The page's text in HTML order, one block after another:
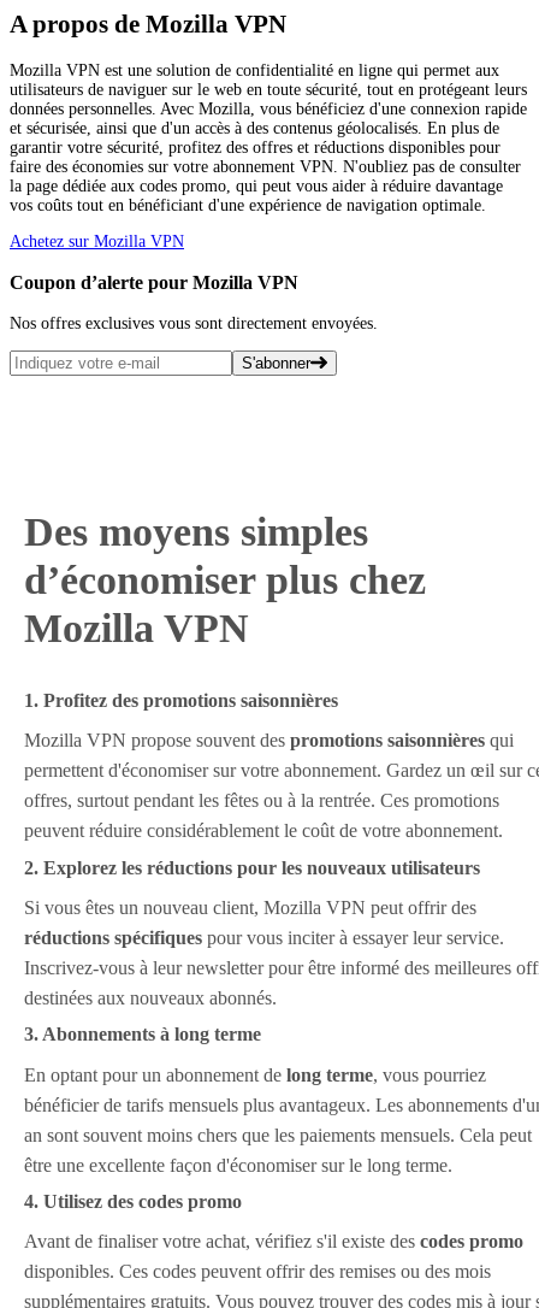
A propos de Mozilla VPN
Mozilla VPN est une solution de confidentialité en ligne qui permet aux
utilisateurs de naviguer sur le web en toute sécurité, tout en protégeant leurs
données personnelles. Avec Mozilla, vous bénéficiez d'une connexion rapide
et sécurisée, ainsi que d'un accès à des contenus géolocalisés. En plus de
garantir votre sécurité, profitez des offres et réductions disponibles pour
faire des économies sur votre abonnement VPN. N'oubliez pas de consulter
la page dédiée aux codes promo, qui peut vous aider à réduire davantage
vos coûts tout en bénéficiant d'une expérience de navigation optimale.
Achetez sur Mozilla VPN
Coupon d’alerte pour Mozilla VPN
Nos offres exclusives vous sont directement envoyées.
S'abonner
Des moyens simples
d’économiser plus chez
Mozilla VPN
1. Profitez des promotions saisonnières
Mozilla VPN propose souvent des promotions saisonnières qui
permettent d'économiser sur votre abonnement. Gardez un œil sur
offres, surtout pendant les fêtes ou à la rentrée. Ces promotions
peuvent réduire considérablement le coût de votre abonnement.
2. Explorez les réductions pour les nouveaux utilisateurs
Si vous êtes un nouveau client, Mozilla VPN peut offrir des
réductions spécifiques pour vous inciter à essayer leur service.
Inscrivez-vous à leur newsletter pour être informé des meilleures
destinées aux nouveaux abonnés.
3. Abonnements à long terme
En optant pour un abonnement de long terme, vous pourriez
bénéficier de tarifs mensuels plus avantageux. Les abonnements
an sont souvent moins chers que les paiements mensuels. Cela peut
être une excellente façon d'économiser sur le long terme.
4. Utilisez des codes promo
Avant de finaliser votre achat, vérifiez s'il existe des codes promo
disponibles. Ces codes peuvent offrir des remises ou des mois
supplémentaires gratuits. Vous pouvez trouver des codes mis à jour